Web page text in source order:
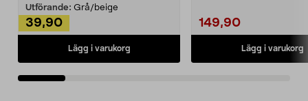
Utförande: Grå/beige
39,90
Lägg i varukorg
149,90
Lägg i varukorg